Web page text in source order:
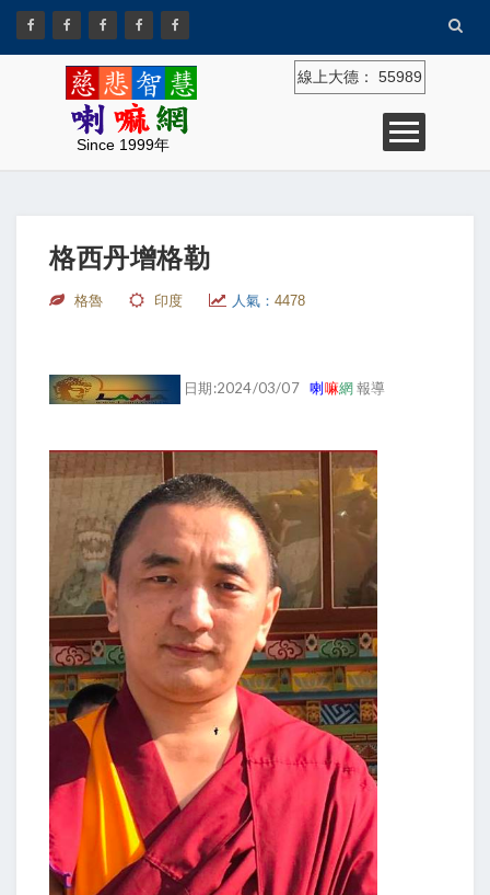
Since 1999年
線上大德： 55989
格西丹增格勒
格魯 印度 人氣： 4478
日期:2024/03/07喇嘛網報導